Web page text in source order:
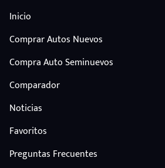
Inicio
Comprar Autos Nuevos
Compra Auto Seminuevos
Comparador
Noticias
Favoritos
Preguntas Frecuentes